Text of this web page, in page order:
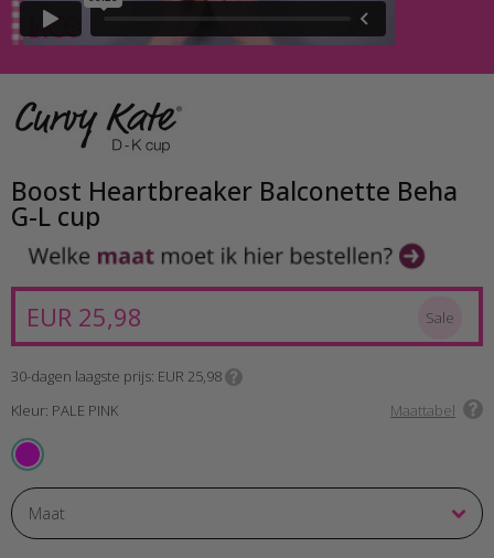
Boost Heartbreaker Balconette Beha
G-L cup
EUR 25,98 Sale
30-dagen laagste prijs EUR 25,98
Kleur: PALE PINK
Maattabel